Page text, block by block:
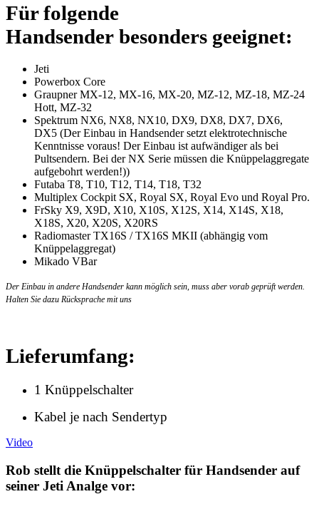
Für folgende
Handsender besonders geeignet:
Jeti
Powerbox Core
Graupner MX-12, MX-16, MX-20, MZ-12, MZ-18, MZ-24
Hott, MZ-32
Spektrum NX6, NX8, NX10, DX9, DX8, DX7, DX6,
DX5 (Der Einbau in Handsender setzt elektrotechnische
Kenntnisse voraus! Der Einbau ist aufwändiger als bei
Pultsendern. Bei der NX Serie müssen die Knüppelaggregate
aufgebohrt werden!))
Futaba T8, T10, T12, T14, T18, T32
Multiplex Cockpit SX, Royal SX, Royal Evo und Royal Pro.
FrSky X9, X9D, X10, X10S, X12S, X14, X14S, X18,
X18S, X20, X20S, X20RS
Radiomaster TX16S / TX16S MKII (abhängig vom
Knüppelaggregat)
Mikado VBar
Der Einbau in andere Handsender kann möglich sein, muss aber vorab geprüft werden.
Halten Sie dazu Rücksprache mit uns
Lieferumfang:
1 Knüppelschalter
Kabel je nach Sendertyp
Video
Rob stellt die Knüppelschalter für Handsender auf
seiner Jeti Analge vor: